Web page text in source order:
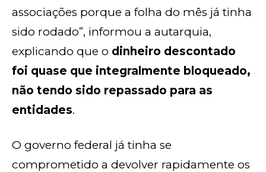
associações porque a folha do mês já tinha
sido rodado”, informou a autarquia,
explicando que o dinheiro descontado
foi quase que integralmente bloqueado,
não tendo sido repassado para as
entidades.
O governo federal já tinha se
comprometido a devolver rapidamente os